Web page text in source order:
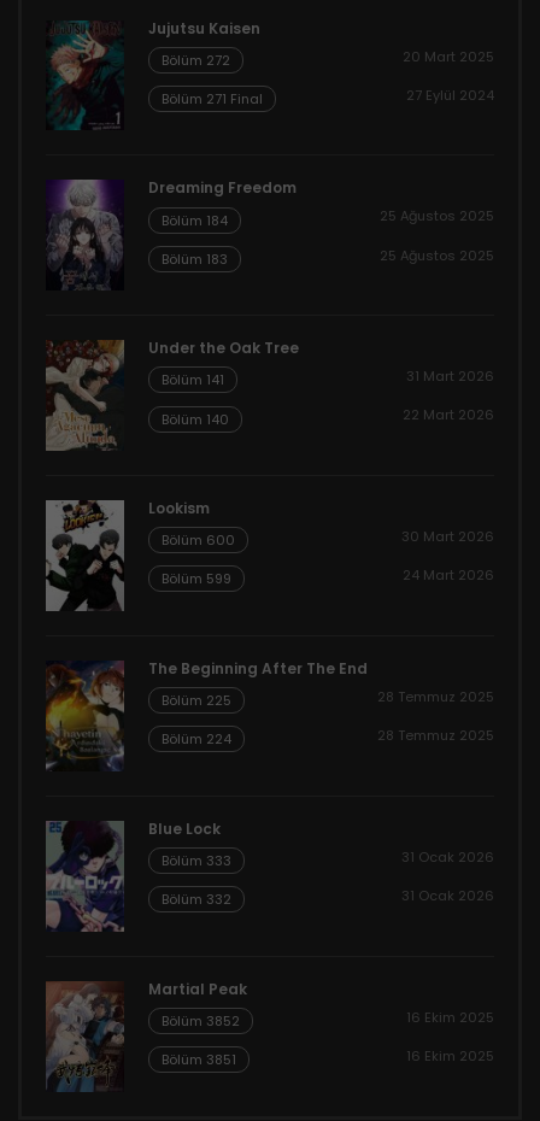
Jujutsu Kaisen
Bölüm 272 20 Mart 2025
Bölüm 271 Final 27 Eylül 2024
Dreaming Freedom
Bölüm 184 25 Ağustos 2025
Bölüm 183 25 Ağustos 2025
Under the Oak Tree
Bölüm 141 31 Mart 2026
Bölüm 140 22 Mart 2026
Lookism
Bölüm 600 30 Mart 2026
Bölüm 599 24 Mart 2026
The Beginning After The End
Bölüm 225 28 Temmuz 2025
Bölüm 224 28 Temmuz 2025
Blue Lock
Bölüm 333 31 Ocak 2026
Bölüm 332 31 Ocak 2026
Martial Peak
Bölüm 3852 16 Ekim 2025
Bölüm 3851 16 Ekim 2025